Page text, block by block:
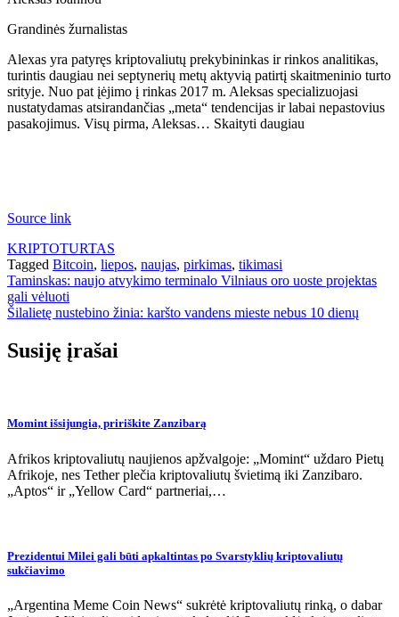
Grandinės žurnalistas
Alexas yra patyręs kriptovaliutų prekybininkas ir rinkos analitikas,
turintis daugiau nei septynerių metų aktyvią patirtį skaitmeninio turto
srityje. Nuo pat įėjimo į rinkas 2017 m. Aleksas specializuojasi
nustatydamas atsirandančias „meta“ tendencijas ir labai nepastovius
pasakojimus. Visų pirma, Aleksas… Skaityti daugiau
Source link
KRIPTOTURTAS
Tagged Bitcoin, liepos, naujas, pirkimas, tikimasi
Navigacija
tarp
Taminskas: naujo atvykimo terminalo Vilniaus oro uoste projektas
gali vėluoti
Šilalietę nustebino žinia: karšto vandens mieste nebus 10 dienų
Susiję įrašai
Momint išsijungia, pririškite Zanzibarą
Afrikos kriptovaliutų naujienos apžvalgoje: „Momint“ uždaro Pietų
Afrikoje, nes Tether plečia kriptovaliutų švietimą iki Zanzibaro.
„Aptos“ ir „Yellow Card“ partneriai,…
Prezidentui Milei gali būti apkaltintas po Svarstyklių kriptovaliutų
sukčiavimo
„Argentina Meme Coin News“ sukrėtė kriptovaliutų rinką, o dabar